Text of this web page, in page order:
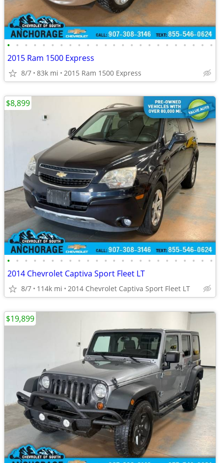
• • • • • • • • • • • • • • • • • • • • • • • •
2015 Ram 1500 Express
8/7 83k mi 2015 Ram 1500 Express
• • • • • • • • • • • • • • • • • • • • • • • •
2014 Chevrolet Captiva Sport Fleet LT
8/7 114k mi 2014 Chevrolet Captiva Sport Fleet LT
$8,899
$19,899